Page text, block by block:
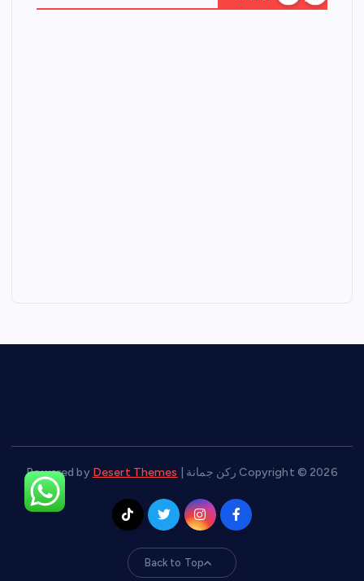
Copyright © 2026 ركن جمانة | Powered by Desert Themes
Back to Top